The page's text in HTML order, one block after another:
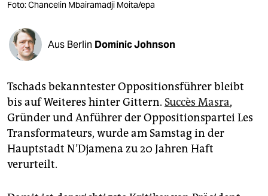
shop
fragen & hilfe
unterstützen
genossenschaft
epaper login
Foto: Chancelin Mbairamadji Moita/epa
Aus Berlin Dominic Johnson
Tschads bekanntester Oppositionsführer bleibt
bis auf Weiteres hinter Gittern. Succès Masra,
Gründer und Anführer der Oppositionspartei Les
Transformateurs, wurde am Samstag in der
Hauptstadt N’Djamena zu 20 Jahren Haft
verurteilt.